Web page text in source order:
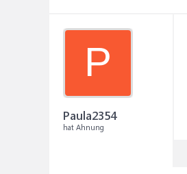
P
Paula2354
hat Ahnung